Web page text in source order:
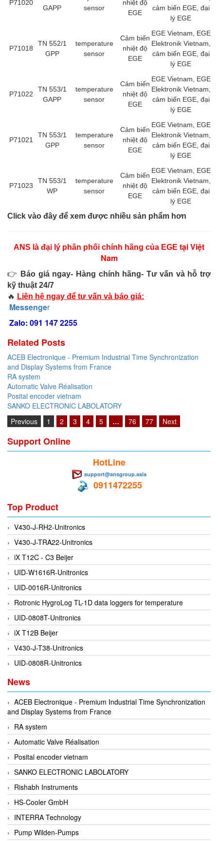
Dukin Besko
Dwyer
E+E ELEKTRONIK
Earthtech
EBMPAPST
Ecom-EX
Edward
EES
EGE Elektronik
Eilersen Vietnam
Elands Cable Vietnam
Elap Vietnam
Electro Adda
Electro Industries
Electronic Design System S.R.L Vietnam
Electronics Inc. Viet Nam
Electro-Sensors Vietnam
Elektrogas Vietnam
Elektrophysik Vietnam
Elettrotek Kabel
ELGO Electronic
ELIS PLZEŇ
ELMEKO
ELMESS-Thermosystemtechnik
Eltex-Elektrostatik
Eltherm
ELTRA Encoder
ELVEM Vietnam
Emaco
EMC PARTNER
EMCSOSIN
EMG
Emotron
ENCEL Vietnam
Endress+Hauser
Enensys Vietnam
Enerdoor
Enerpac
ENERSYS
Enolgas
P71020
GAPP
sensor
nhiệt độ
EGE
cảm biến EGE, đại
lý EGE
P71018
TN 552/1
GPP
temperature
sensor
Cảm biến
nhiệt độ
EGE
EGE Vietnam, EGE
Elektronik Vietnam,
cảm biến EGE, đại
lý EGE
P71022
TN 553/1
GAPP
temperature
sensor
Cảm biến
nhiệt độ
EGE
EGE Vietnam, EGE
Elektronik Vietnam,
cảm biến EGE, đại
lý EGE
P71021
TN 553/1
GPP
temperature
sensor
Cảm biến
nhiệt độ
EGE
EGE Vietnam, EGE
Elektronik Vietnam,
cảm biến EGE, đại
lý EGE
P71023
TN 553/1
WP
temperature
sensor
Cảm biến
nhiệt độ
EGE
EGE Vietnam, EGE
Elektronik Vietnam,
cảm biến EGE, đại
lý EGE
Click vào đây để xem được nhiều sản phẩm hơn
ANS là đại lý phân phối chính hãng của EGE tại Việt
Nam
👉
Báo giá ngay- Hàng chính hãng- Tư vấn và hỗ trợ
kỹ thuật 24/7
🔥 Liên hệ ngay để tư vấn và báo giá:
Messenger
Zalo: 091 147 2255
Related Posts
ACEB Electronique - Premium Industrial Time Synchronization
and Display Systems from France
RA system
Automatic Valve Réalisation
Posital encoder vietnam
SANKO ELECTRONIC LABOLATORY
Previous
1 2 3 4 5 … 76 77 Next
Support Online
HotLine
support@ansgroup.asia
0911472255
Top Product
V430-J-RH2-Unitronics
V430-J-TRA22-Unitronics
iX T12C - C3 Beijer
UID-W1616R-Unitronics
UID-0016R-Unitronics
Rotronic HygroLog TL-1D data loggers for temperature
UID-0808T-Unitronics
iX T12B Beijer
V430-J-T38-Unitronics
UID-0808R-Unitronics
News
ACEB Electronique - Premium Industrial Time Synchronization
and Display Systems from France
RA system
Automatic Valve Réalisation
Posital encoder vietnam
SANKO ELECTRONIC LABOLATORY
Rishabh Instruments
HS-Cooler GmbH
INTERRA Technology
Pump Wilden-Pumps